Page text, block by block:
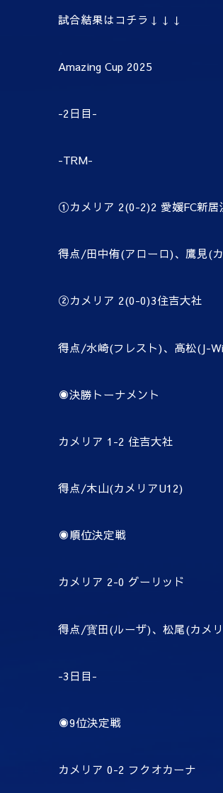
試合結果はコチラ↓↓↓
Amazing Cup 2025
-2日目-
-TRM-
①カメリア 2(0-2)2 愛媛FC新居
得点/田中侑(アローロ)、鷹見(
②カメリア 2(0-0)3住吉大社
得点/水崎(フレスト)、高松(J-
◉決勝トーナメント
カメリア 1-2 住吉大社
得点/木山(カメリアU12)
◉順位決定戦
カメリア 2-0 グーリッド
得点/寳田(ルーザ)、松尾(カメ
-3日目-
◉9位決定戦
カメリア 0-2 フクオカーナ